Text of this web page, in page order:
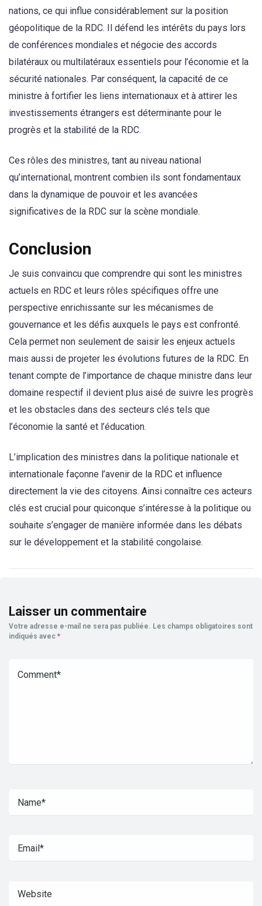
nations, ce qui influe considérablement sur la position
géopolitique de la RDC. Il défend les intérêts du pays lors
de conférences mondiales et négocie des accords
bilatéraux ou multilatéraux essentiels pour l’économie et la
sécurité nationales. Par conséquent, la capacité de ce
ministre à fortifier les liens internationaux et à attirer les
investissements étrangers est déterminante pour le
progrès et la stabilité de la RDC.
Ces rôles des ministres, tant au niveau national
qu’international, montrent combien ils sont fondamentaux
dans la dynamique de pouvoir et les avancées
significatives de la RDC sur la scène mondiale.
Conclusion
Je suis convaincu que comprendre qui sont les ministres
actuels en RDC et leurs rôles spécifiques offre une
perspective enrichissante sur les mécanismes de
gouvernance et les défis auxquels le pays est confronté.
Cela permet non seulement de saisir les enjeux actuels
mais aussi de projeter les évolutions futures de la RDC. En
tenant compte de l’importance de chaque ministre dans leur
domaine respectif il devient plus aisé de suivre les progrès
et les obstacles dans des secteurs clés tels que
l’économie la santé et l’éducation.
L’implication des ministres dans la politique nationale et
internationale façonne l’avenir de la RDC et influence
directement la vie des citoyens. Ainsi connaître ces acteurs
clés est crucial pour quiconque s’intéresse à la politique ou
souhaite s’engager de manière informée dans les débats
sur le développement et la stabilité congolaise.
Laisser un commentaire
Votre adresse e-mail ne sera pas publiée. Les champs obligatoires sont
indiqués avec *